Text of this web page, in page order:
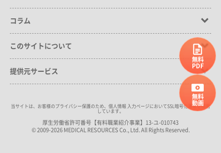
コラム
このサイトについて
提供元サービス
当サイトは、お客様のプライバシー保護のため、個人情報 入力ページにおいてSSL暗号化通信を採用
しています。
厚生労働省許可番号【有料職業紹介事業】13-ユ-010743
© 2009-2026 MEDICAL RESOURCES Co., Ltd. All Rights Reserved.
無料
PDF
無料
動画